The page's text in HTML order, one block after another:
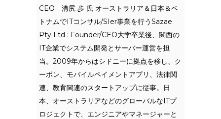
CEO 溝尻 歩 氏 オーストラリア＆日本＆ベ
トナムでITコンサル/SIer事業を行うSazae
Pty Ltd : Founder/CEO大学卒業後、関西の
IT企業でシステム開発とサーバー運営を担
当。2009年からはシドニーに拠点を移し、ク
ーポン、モバイルペイメントアプリ、法律関
連、教育関連のスタートアップに従事。日
本、オーストラリアなどのグローバルなITプ
ロジェクトで、エンジニアやマネージャーと